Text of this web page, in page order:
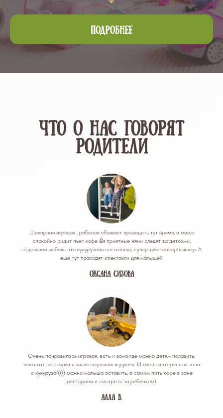
ПОДРОБНЕЕ
Что о нас говорят
родители
Шикарная игровая , ребенок обожает проводить тут время, и мама
спокойно сидит пьет кофе 👍 приятные няни следят за детками,
отдельная любовь это кукурузная песочница, супер для сенсорных игр. А
еще тут проходят спектакли для малышей
Оксана Сизова
Очень понравилась игровая, есть и зона где можно детям полазить,
покататься с горки и много хороших игрушек. И очень интересная зона
с кукурузой))) можно малыша оставить, а самим пить кофе в зоне
ресторана и смотреть за ребенком)
Алла В.